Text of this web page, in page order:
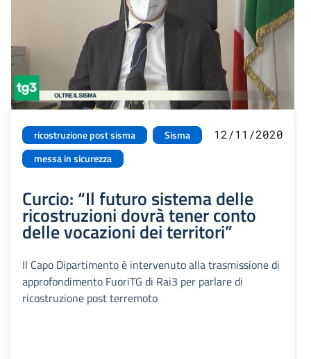
ricostruzione post sisma
Sisma
messa in sicurezza
12/11/2020
Curcio: “Il futuro sistema delle
ricostruzioni dovrà tener conto
delle vocazioni dei territori”
Il Capo Dipartimento è intervenuto alla trasmissione di
approfondimento FuoriTG di Rai3 per parlare di
ricostruzione post terremoto